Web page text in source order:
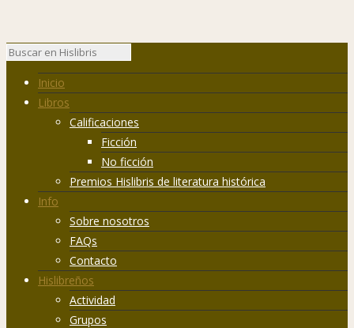
Inicio
Libros
Calificaciones
Ficción
No ficción
Premios Hislibris de literatura histórica
Info
Sobre nosotros
FAQs
Contacto
Hislibreños
Actividad
Grupos